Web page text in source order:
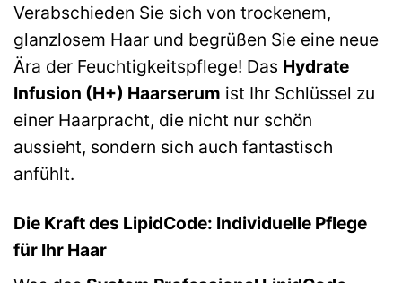
Verabschieden Sie sich von trockenem,
glanzlosem Haar und begrüßen Sie eine neue
Ära der Feuchtigkeitspflege! Das Hydrate
Infusion (H+) Haarserum ist Ihr Schlüssel zu
einer Haarpracht, die nicht nur schön
aussieht, sondern sich auch fantastisch
anfühlt.
Die Kraft des LipidCode: Individuelle Pflege
für Ihr Haar